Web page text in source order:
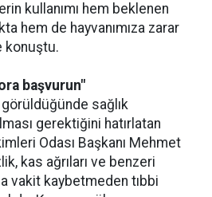
kullanımı hem beklenen
hem de hayvanımıza zarar
konuştu.
başvurun"
sağlık
gerektiğini hatırlatan
Odası Başkanı Mehmet
kas ağrıları ve benzeri
vakit kaybetmeden tıbbi